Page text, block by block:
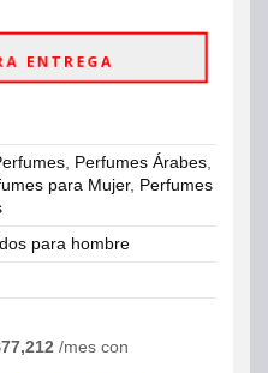
ENTREGA
Perfumes Árabes
para Mujer, Perfumes
para hombre
77,212 /mes con